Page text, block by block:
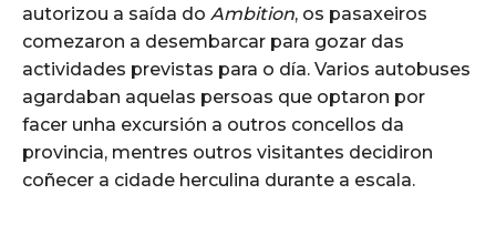
autorizou a saída do Ambition, os pasaxeiros
comezaron a desembarcar para gozar das
actividades previstas para o día. Varios autobuses
agardaban aquelas persoas que optaron por
facer unha excursión a outros concellos da
provincia, mentres outros visitantes decidiron
coñecer a cidade herculina durante a escala.